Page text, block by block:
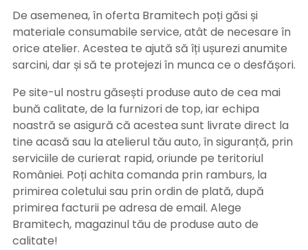
De asemenea, în oferta Bramitech poți găsi și
materiale consumabile service, atât de necesare în
orice atelier. Acestea te ajută să îți ușurezi anumite
sarcini, dar și să te protejezi în munca ce o desfășori.
Pe site-ul nostru găsești produse auto de cea mai
bună calitate, de la furnizori de top, iar echipa
noastră se asigură că acestea sunt livrate direct la
tine acasă sau la atelierul tău auto, în siguranță, prin
serviciile de curierat rapid, oriunde pe teritoriul
României. Poți achita comanda prin ramburs, la
primirea coletului sau prin ordin de plată, după
primirea facturii pe adresa de email. Alege
Bramitech, magazinul tău de produse auto de
calitate!